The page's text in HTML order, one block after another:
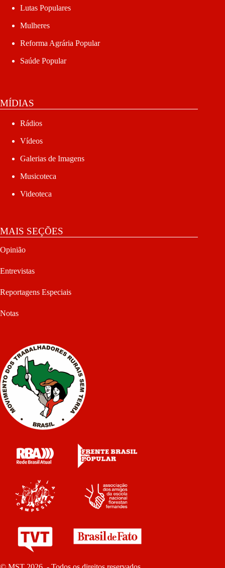
Lutas Populares
Mulheres
Reforma Agrária Popular
Saúde Popular
MÍDIAS
Rádios
Vídeos
Galerias de Imagens
Musicoteca
Videoteca
MAIS SEÇÕES
Opinião
Entrevistas
Reportagens Especiais
Notas